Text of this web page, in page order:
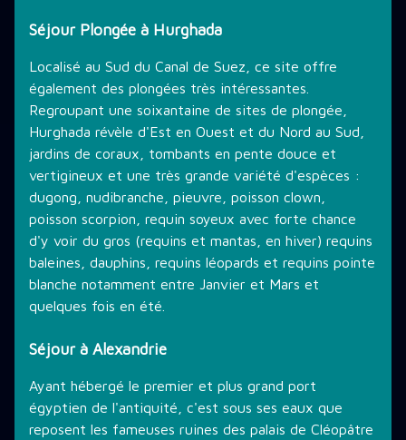
Séjour Plongée à Hurghada
Localisé au Sud du Canal de Suez, ce site offre
également des plongées très intéressantes.
Regroupant une soixantaine de sites de plongée,
Hurghada révèle d'Est en Ouest et du Nord au Sud,
jardins de coraux, tombants en pente douce et
vertigineux et une très grande variété d'espèces :
dugong, nudibranche, pieuvre, poisson clown,
poisson scorpion, requin soyeux avec forte chance
d'y voir du gros (requins et mantas, en hiver) requins
baleines, dauphins, requins léopards et requins pointe
blanche notamment entre Janvier et Mars et
quelques fois en été.
Séjour à Alexandrie
Ayant hébergé le premier et plus grand port
égyptien de l'antiquité, c'est sous ses eaux que
reposent les fameuses ruines des palais de Cléopâtre